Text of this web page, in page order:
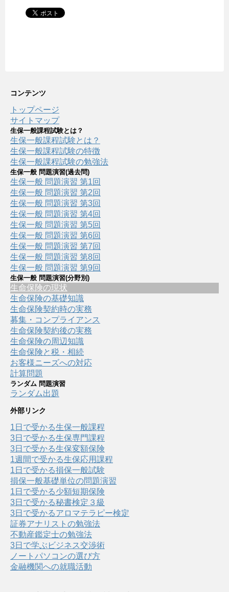
コンテンツ
トップページ
サイトマップ
生保一般課程試験とは？
生保一般課程試験とは？
生保一般課程試験の特徴
生保一般課程試験の勉強法
生保一般 問題演習(過去問)
生保一般 問題演習 第1回
生保一般 問題演習 第2回
生保一般 問題演習 第3回
生保一般 問題演習 第4回
生保一般 問題演習 第5回
生保一般 問題演習 第6回
生保一般 問題演習 第7回
生保一般 問題演習 第8回
生保一般 問題演習 第9回
生保一般 問題演習(分野別)
生命保険の現状
生命保険の基礎知識
生命保険契約時の実務
募集・コンプライアンス
生命保険契約後の実務
生命保険の周辺知識
生命保険と税・相続
お客様ニーズへの対応
計算問題
ランダム 問題演習
ランダム出題
外部リンク
1日で受かる生保一般課程
3日で受かる生保専門課程
3日で受かる生保変額保険
1週間で受かる生保応用課程
1日で受かる損保一般試験
損保一般基礎単位の問題演習
1日で受かる少額短期保険
3日で受かる秘書検定３級
3日で受かるアロマテラピー検定
証券アナリストの勉強法
不動産鑑定士の勉強法
3日で学ぶビジネス交渉術
ノートパソコンの選び方
金融機関への就職活動